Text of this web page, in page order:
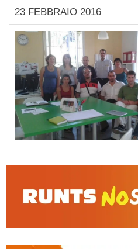
23 FEBBRAIO 2016